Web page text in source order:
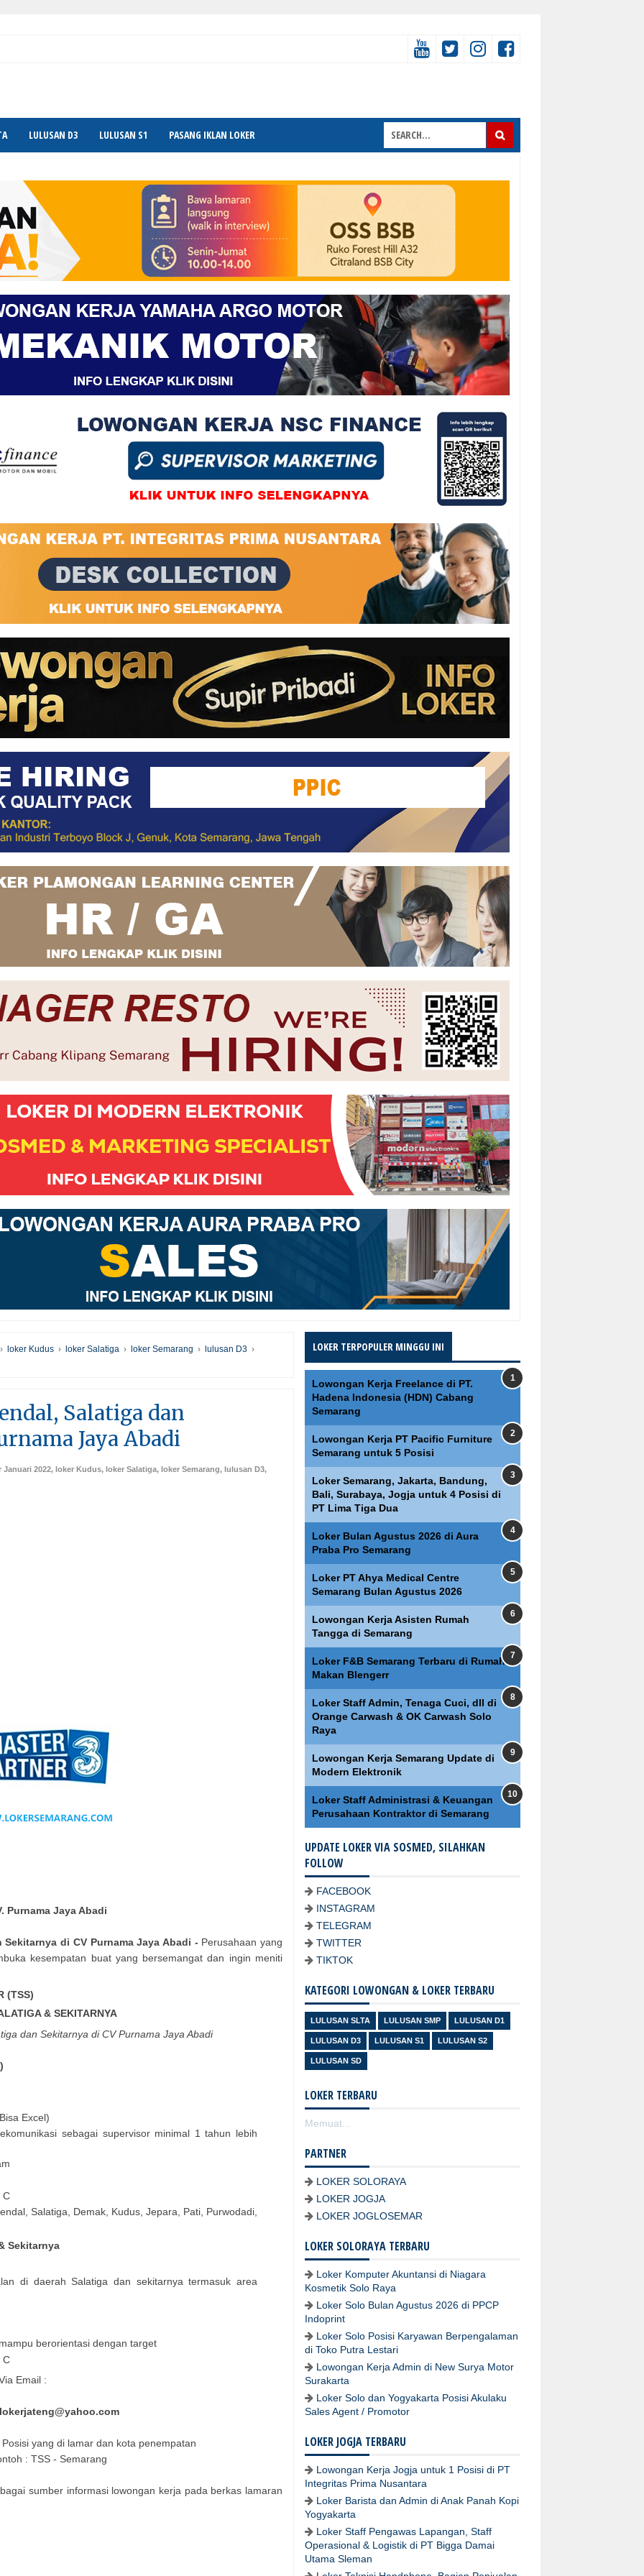
LULUSAN D3 LULUSAN S1 PASANG IKLAN LOKER
loker Kudus › loker Salatiga › loker Semarang › lulusan D3 ›
Salatiga dan
Jaya Abadi
Januari 2022, loker Kudus, loker Salatiga, loker Semarang, lulusan D3,
Purnama Jaya Abadi
di CV Purnama Jaya Abadi - Perusahaan yang
kesempatan buat yang bersemangat dan ingin meniti
(TSS)
& SEKITARNYA
dan Sekitarnya di CV Purnama Jaya Abadi
Excel)
sebagai supervisor minimal 1 tahun lebih
C
Salatiga, Demak, Kudus, Jepara, Pati, Purwodadi,
Sekitarnya
di daerah Salatiga dan sekitarnya termasuk area
berorientasi dengan target
C
Email :
yang di lamar dan kota penempatan
: TSS - Semarang
sumber informasi lowongan kerja pada berkas lamaran
LOKER TERPOPULER MINGGU INI
Lowongan Kerja Freelance di PT.
Hadena Indonesia (HDN) Cabang
Semarang
Lowongan Kerja PT Pacific Furniture
Semarang untuk 5 Posisi
Loker Semarang, Jakarta, Bandung,
Bali, Surabaya, Jogja untuk 4 Posisi di
PT Lima Tiga Dua
Loker Bulan Agustus 2026 di Aura
Praba Pro Semarang
Loker PT Ahya Medical Centre
Semarang Bulan Agustus 2026
Lowongan Kerja Asisten Rumah
Tangga di Semarang
Loker F&B Semarang Terbaru di Rumah
Makan Blengerr
Loker Staff Admin, Tenaga Cuci, dll di
Orange Carwash & OK Carwash Solo
Raya
Lowongan Kerja Semarang Update di
Modern Elektronik
Loker Staff Administrasi & Keuangan
Perusahaan Kontraktor di Semarang
UPDATE LOKER VIA SOSMED, SILAHKAN
FOLLOW
FACEBOOK
INSTAGRAM
TELEGRAM
TWITTER
TIKTOK
KATEGORI LOWONGAN & LOKER TERBARU
LULUSAN SLTA LULUSAN SMP LULUSAN D1
LULUSAN D3 LULUSAN S1 LULUSAN S2
LULUSAN SD
LOKER TERBARU
Memuat...
PARTNER
LOKER SOLORAYA
LOKER JOGJA
LOKER JOGLOSEMAR
LOKER SOLORAYA TERBARU
Loker Komputer Akuntansi di Niagara
Kosmetik Solo Raya
Loker Solo Bulan Agustus 2026 di PPCP
Indoprint
Loker Solo Posisi Karyawan Berpengalaman
di Toko Putra Lestari
Lowongan Kerja Admin di New Surya Motor
Surakarta
Loker Solo dan Yogyakarta Posisi Akulaku
Sales Agent / Promotor
LOKER JOGJA TERBARU
Lowongan Kerja Jogja untuk 1 Posisi di PT
Integritas Prima Nusantara
Loker Barista dan Admin di Anak Panah Kopi
Yogyakarta
Loker Staff Pengawas Lapangan, Staff
Operasional & Logistik di PT Bigga Damai
Utama Sleman